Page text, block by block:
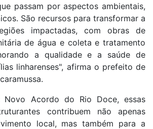
passam por aspectos ambientais,
São recursos para transformar a
impactadas, com obras de
de água e coleta e tratamento
a qualidade e a saúde de
linharenses", afirma o prefeito de
Acordo do Rio Doce, essas
contribuem não apenas
local, mas também para a